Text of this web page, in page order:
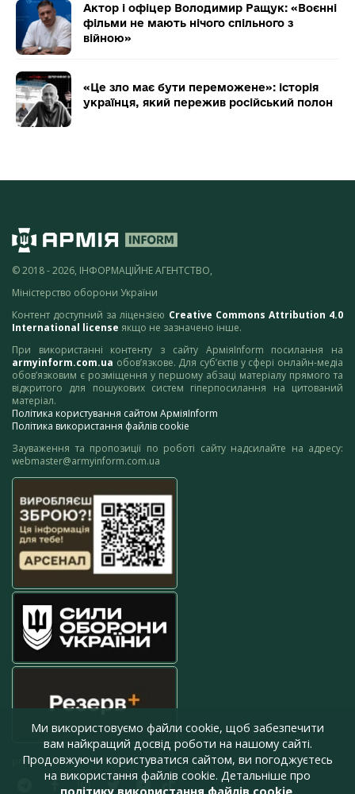
Актор і офіцер Володимир Ращук: «Воєнні
фільми не мають нічого спільного з
війною»
«Це зло має бути переможене»: історія
українця, який пережив російський полон
© 2018 - 2026, ІНФОРМАЦІЙНЕ АГЕНТСТВО,
Міністерство оборони України
Контент доступний за ліцензією Creative Commons Attribution 4.0
International license якщо не зазначено інше.
При використанні контенту з сайту АрміяInform посилання на
armyinform.com.ua обов’язкове. Для суб’єктів у сфері онлайн-медіа
обов’язковим є розміщення у першому абзаці матеріалу прямого та
відкритого для пошукових систем гіперпосилання на цитований
матеріал.
Політика користування сайтом АрміяInform
Політика використання файлів cookie
Зауваження та пропозиції по роботі сайту надсилайте на адресу:
webmaster@armyinform.com.ua
press@armyinform.com.ua
Ми використовуємо файли cookie, щоб забезпечити
вам найкращий досвід роботи на нашому сайті.
Продовжуючи користуватися сайтом, ви погоджуєтесь
на використання файлів cookie. Детальніше про